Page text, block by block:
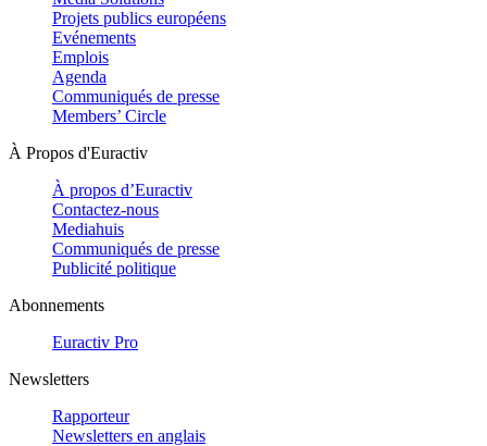
Projets publics européens
Evénements
Emplois
Agenda
Communiqués de presse
Members’ Circle
À Propos d'Euractiv
À propos d’Euractiv
Contactez-nous
Mediahuis
Communiqués de presse
Publicité politique
Abonnements
Euractiv Pro
Newsletters
Rapporteur
Newsletters en anglais